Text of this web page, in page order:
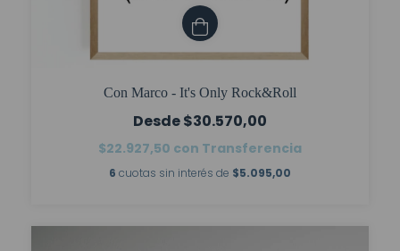
Con Marco - It's Only Rock&Roll
$30.570,00
$22.927,50 con Transferencia
6 cuotas sin interés de $5.095,00